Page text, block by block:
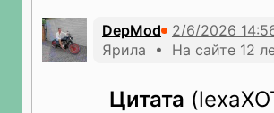
DepMod
Ярила • На сайте 12
Цитата